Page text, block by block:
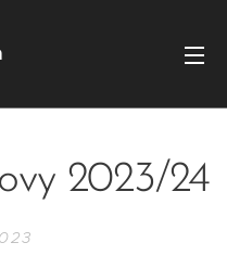
2023/24